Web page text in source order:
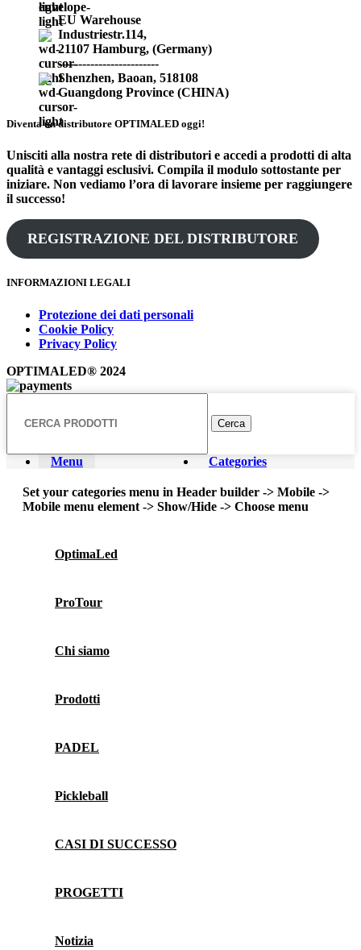
EU Warehouse
Industriestr.114,
21107 Hamburg, (Germany)
-------------------------
Shenzhen, Baoan, 518108
Guangdong Province (CHINA)
Diventa un distributore OPTIMALED oggi!
Unisciti alla nostra rete di distributori e accedi a prodotti di alta
qualità e vantaggi esclusivi. Compila il modulo sottostante per
iniziare. Non vediamo l’ora di lavorare insieme per raggiungere
il successo!
REGISTRAZIONE DEL DISTRIBUTORE
INFORMAZIONI LEGALI
Protezione dei dati personali
Cookie Policy
Privacy Policy
OPTIMALED® 2024
Cerca
Menu Categories
Set your categories menu in Header builder -> Mobile ->
Mobile menu element -> Show/Hide -> Choose menu
OptimaLed
ProTour
Chi siamo
Prodotti
PADEL
Pickleball
CASI DI SUCCESSO
PROGETTI
Notizia